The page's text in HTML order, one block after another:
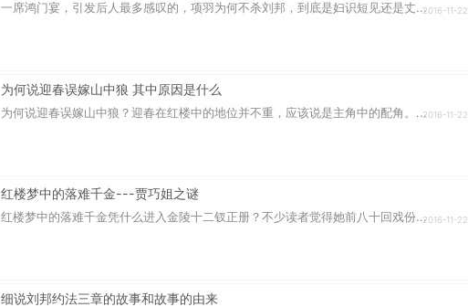
一席鸿门宴，引发后人最多感叹的，项羽为何不杀刘邦，到底是妇识短见还是丈...2016-11-22
为何说迎春误嫁山中狼 其中原因是什么
为何说迎春误嫁山中狼？迎春在红楼中的地位并不重，应该说是主角中的配角。...2016-11-22
红楼梦中的落难千金---贾巧姐之谜
红楼梦中的落难千金凭什么进入金陵十二钗正册？不少读者觉得她前八十回戏份...2016-11-22
细说刘邦约法三章的故事和故事的由来